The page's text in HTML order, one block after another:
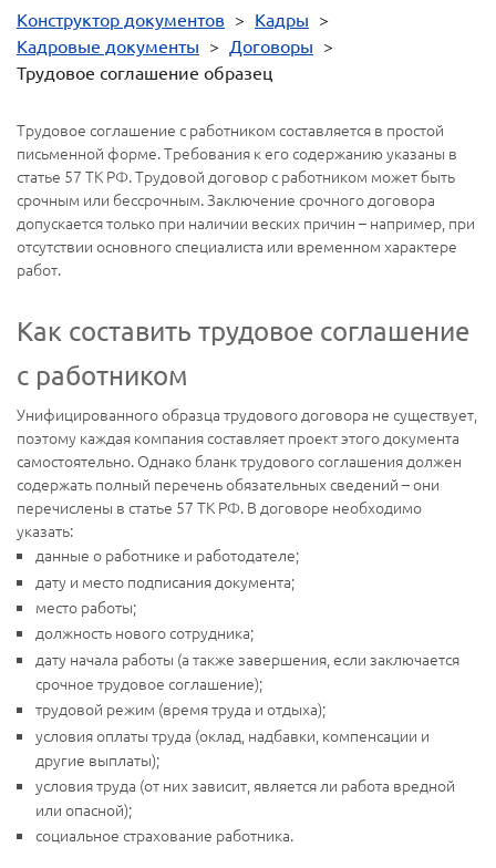
Конструктор документов > Кадры >
Кадровые документы > Договоры >
Трудовое соглашение образец
Трудовое соглашение с работником составляется в простой
письменной форме. Требования к его содержанию указаны в
статье 57 ТК РФ. Трудовой договор с работником может быть
срочным или бессрочным. Заключение срочного договора
допускается только при наличии веских причин – например, при
отсутствии основного специалиста или временном характере
работ.
Как составить трудовое соглашение
с работником
Унифицированного образца трудового договора не существует,
поэтому каждая компания составляет проект этого документа
самостоятельно. Однако бланк трудового соглашения должен
содержать полный перечень обязательных сведений – они
перечислены в статье 57 ТК РФ. В договоре необходимо
указать:
данные о работнике и работодателе;
дату и место подписания документа;
место работы;
должность нового сотрудника;
дату начала работы (а также завершения, если заключается
срочное трудовое соглашение);
трудовой режим (время труда и отдыха);
условия оплаты труда (оклад, надбавки, компенсации и
другие выплаты);
условия труда (от них зависит, является ли работа вредной
или опасной);
социальное страхование работника.